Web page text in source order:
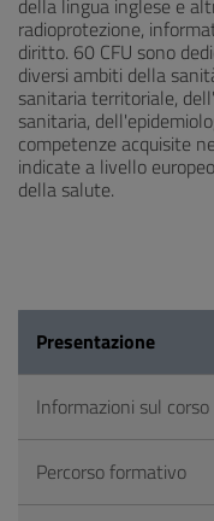
della lingua inglese e
radioprotezione,
diritto. 60 CFU sono
diversi ambiti della
sanitaria territoriale,
sanitaria,
competenze acquisite
indicate a livello
della salute.
Presentazione
Informazioni sul corso
Percorso formativo